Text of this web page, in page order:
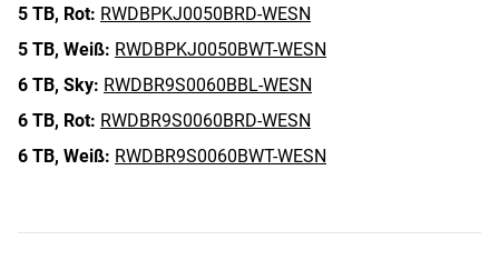
5 TB, Rot: RWDBPKJ0050BRD-WESN
5 TB, Weiß: RWDBPKJ0050BWT-WESN
6 TB, Sky: RWDBR9S0060BBL-WESN
6 TB, Rot: RWDBR9S0060BRD-WESN
6 TB, Weiß: RWDBR9S0060BWT-WESN